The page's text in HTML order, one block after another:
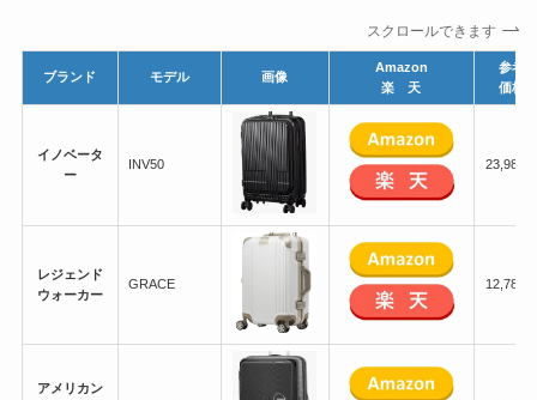
スクロールできます
ブランド モデル 画像
Amazon
楽 天
参考
価格
イノベータ
ー
INV50 23,980
レジェンド
ウォーカー
GRACE 12,780
アメリカン